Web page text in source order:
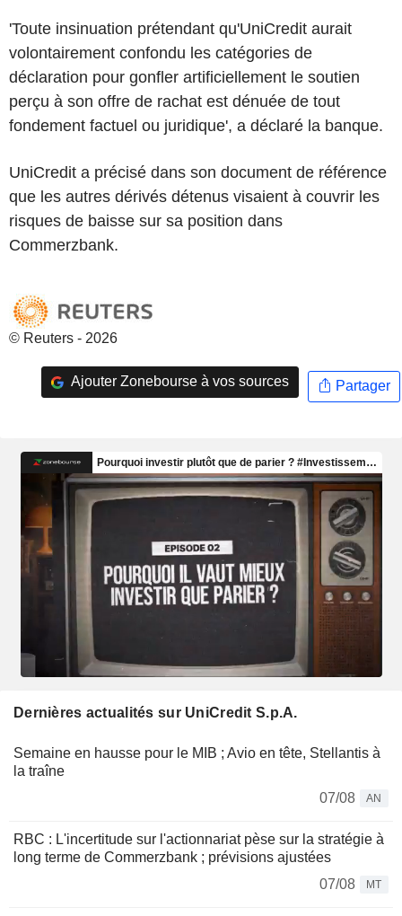
'Toute insinuation prétendant qu'UniCredit aurait
volontairement confondu les catégories de
déclaration pour gonfler artificiellement le soutien
perçu à son offre de rachat est dénuée de tout
fondement factuel ou juridique', a déclaré la banque.
UniCredit a précisé dans son document de référence
que les autres dérivés détenus visaient à couvrir les
risques de baisse sur sa position dans
Commerzbank.
© Reuters - 2026
Ajouter Zonebourse à vos sources Partager
Dernières actualités sur UniCredit S.p.A.
Semaine en hausse pour le MIB ; Avio en tête, Stellantis à
la traîne
07/08
AN
RBC : L'incertitude sur l'actionnariat pèse sur la stratégie à
long terme de Commerzbank ; prévisions ajustées
07/08
MT